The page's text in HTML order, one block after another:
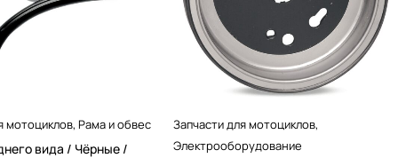
мотоциклов,Рама и обвес
вида / Чёрные /
Запчасти для мотоциклов,
Электрооборудование